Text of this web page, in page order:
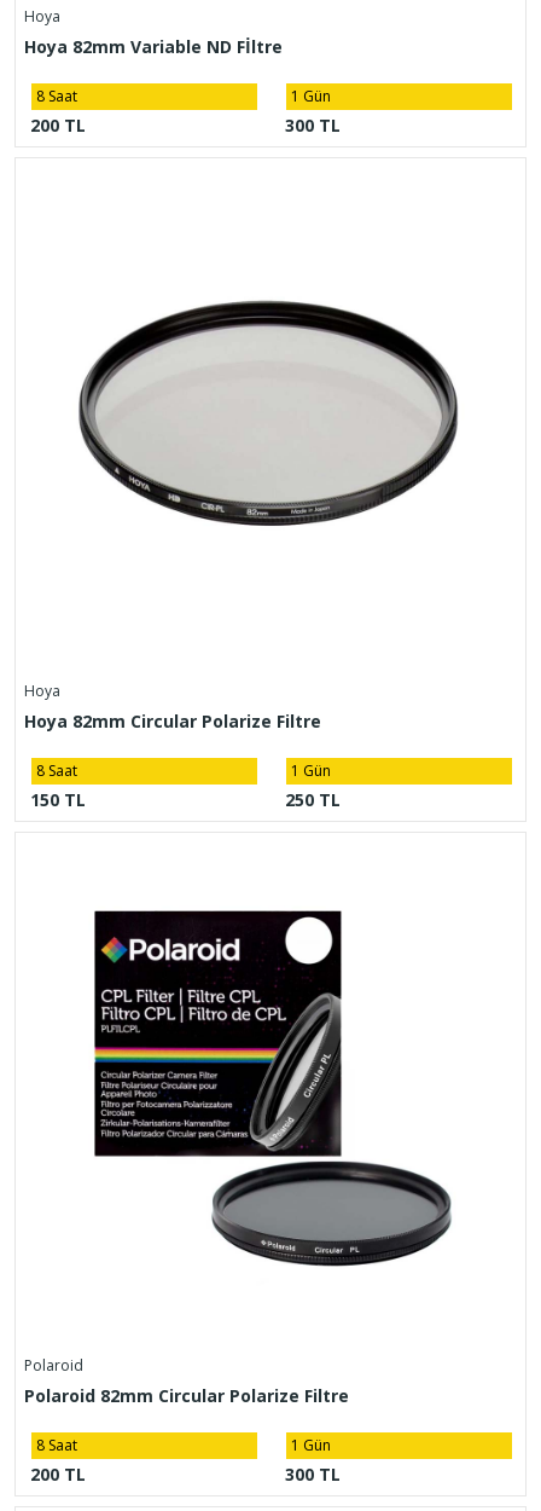
Hoya
Hoya 82mm Variable ND Fİltre
8 Saat
200 TL
1 Gün
300 TL
Hoya
Hoya 82mm Circular Polarize Filtre
8 Saat
150 TL
1 Gün
250 TL
Polaroid
Polaroid 82mm Circular Polarize Filtre
8 Saat
200 TL
1 Gün
300 TL